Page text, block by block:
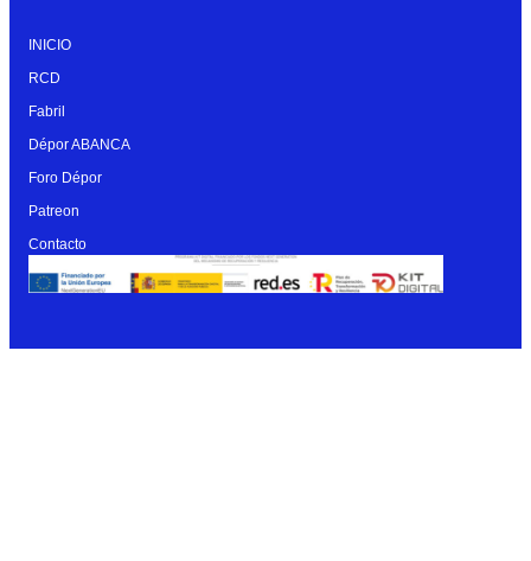
INICIO
RCD
Fabril
Dépor ABANCA
Foro Dépor
Patreon
Contacto